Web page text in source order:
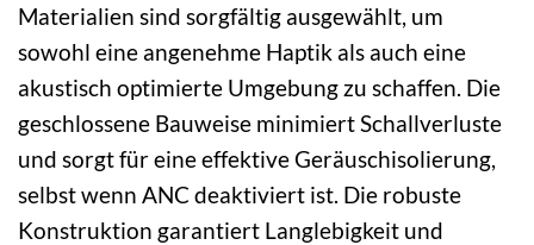
Materialien sind sorgfältig ausgewählt, um
sowohl eine angenehme Haptik als auch eine
akustisch optimierte Umgebung zu schaffen. Die
geschlossene Bauweise minimiert Schallverluste
und sorgt für eine effektive Geräuschisolierung,
selbst wenn ANC deaktiviert ist. Die robuste
Konstruktion garantiert Langlebigkeit und